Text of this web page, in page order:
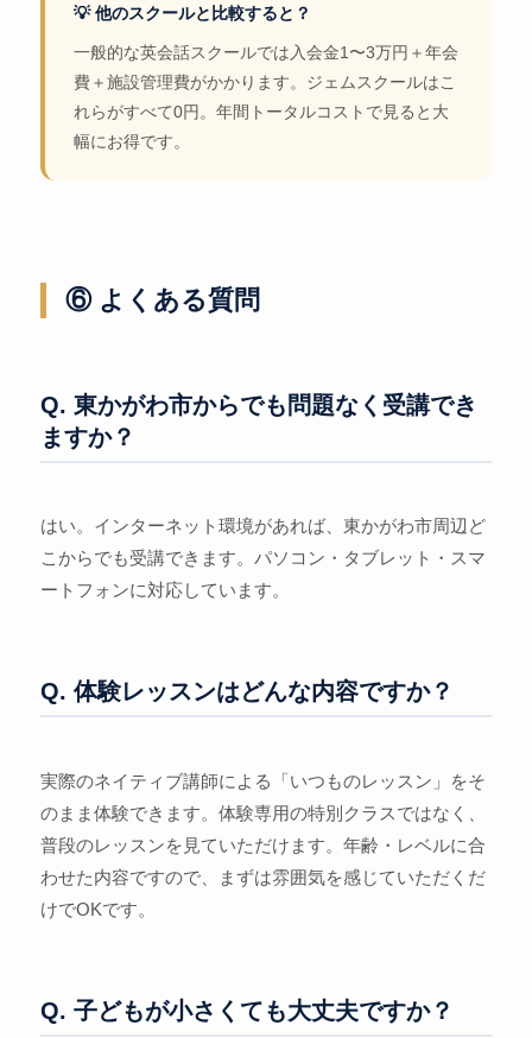
💡 他のスクールと比較すると？
一般的な英会話スクールでは入会金1〜3万円＋年会
費＋施設管理費がかかります。ジェムスクールはこ
れらがすべて0円。年間トータルコストで見ると大
幅にお得です。
⑥ よくある質問
Q. 東かがわ市からでも問題なく受講でき
ますか？
はい。インターネット環境があれば、東かがわ市周辺ど
こからでも受講できます。パソコン・タブレット・スマ
ートフォンに対応しています。
Q. 体験レッスンはどんな内容ですか？
実際のネイティブ講師による「いつものレッスン」をそ
のまま体験できます。体験専用の特別クラスではなく、
普段のレッスンを見ていただけます。年齢・レベルに合
わせた内容ですので、まずは雰囲気を感じていただくだ
けでOKです。
Q. 子どもが小さくても大丈夫ですか？